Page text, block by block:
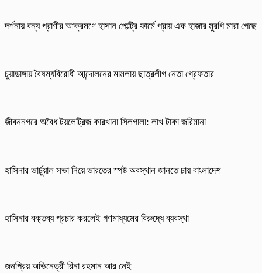
দর্শনায় বন্য প্রাণীর আক্রমণে হাসান পোল্ট্রি ফার্মে প্রায় এক হাজার মুরগি মারা গেছে
চুয়াডাঙ্গায় বৈষম্যবিরোধী আন্দোলনের মামলায় ছাত্রলীগ নেতা গ্রেফতার
জীবননগরে অবৈধ টয়লেট্রিজ কারখানা সিলগালা: লাখ টাকা জরিমানা
হাসিনার ভার্চুয়াল সভা নিয়ে ভারতের স্পষ্ট অবস্থান জানতে চায় বাংলাদেশ
হাসিনার বক্তব্য প্রচার করলেই গণমাধ্যমের বিরুদ্ধে ব্যবস্থা
জনপ্রিয় অভিনেত্রী রিনা রহমান আর নেই